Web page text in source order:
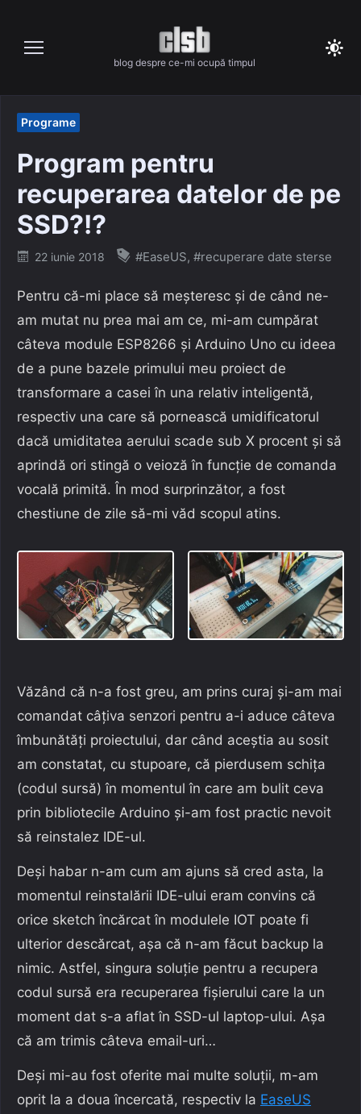
content
blog despre ce-mi ocupă timpul
Programe
Program pentru
recuperarea datelor de pe
SSD?!?
Posted
22 iunie 2018 #EaseUS, #recuperare date sterse
Pentru că-mi place să meșteresc și de când ne-
am mutat nu prea mai am ce, mi-am cumpărat
câteva module ESP8266 și Arduino Uno cu ideea
de a pune bazele primului meu proiect de
transformare a casei în una relativ inteligentă,
respectiv una care să pornească umidificatorul
dacă umiditatea aerului scade sub X procent și să
aprindă ori stingă o veioză în funcție de comanda
vocală primită. În mod surprinzător, a fost
chestiune de zile să-mi văd scopul atins.
Văzând că n-a fost greu, am prins curaj și-am mai
comandat câțiva senzori pentru a-i aduce câteva
îmbunătăți proiectului, dar când aceștia au sosit
am constatat, cu stupoare, că pierdusem schița
(codul sursă) în momentul în care am bulit ceva
prin bibliotecile Arduino și-am fost practic nevoit
să reinstalez IDE-ul.
Deși habar n-am cum am ajuns să cred asta, la
momentul reinstalării IDE-ului eram convins că
orice sketch încărcat în modulele IOT poate fi
ulterior descărcat, așa că n-am făcut backup la
nimic. Astfel, singura soluție pentru a recupera
codul sursă era recuperarea fișierului care la un
moment dat s-a aflat în SSD-ul laptop-ului. Așa
că am trimis câteva email-uri…
Deși mi-au fost oferite mai multe soluții, m-am
oprit la a doua încercată, respectiv la EaseUS